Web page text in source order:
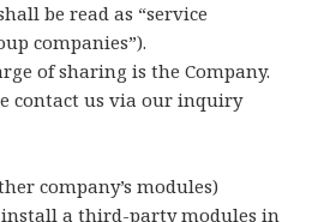
be read as “service
companies”).
of sharing is the Company.
contact us via our inquiry
company’s modules)
install a third-party modules in